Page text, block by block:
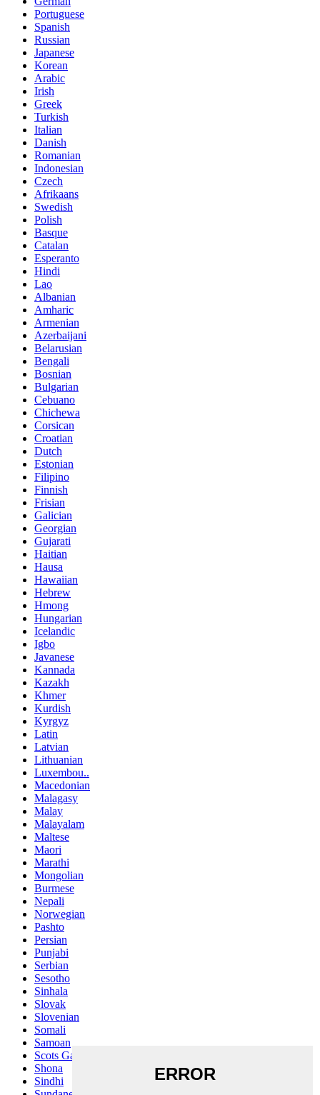
Portuguese
Spanish
Russian
Japanese
Korean
Arabic
Irish
Greek
Turkish
Italian
Danish
Romanian
Indonesian
Czech
Afrikaans
Swedish
Polish
Basque
Catalan
Esperanto
Hindi
Lao
Albanian
Amharic
Armenian
Azerbaijani
Belarusian
Bengali
Bosnian
Bulgarian
Cebuano
Chichewa
Corsican
Croatian
Dutch
Estonian
Filipino
Finnish
Frisian
Galician
Georgian
Gujarati
Haitian
Hausa
Hawaiian
Hebrew
Hmong
Hungarian
Icelandic
Igbo
Javanese
Kannada
Kazakh
Khmer
Kurdish
Kyrgyz
Latin
Latvian
Lithuanian
Luxembou..
Macedonian
Malagasy
Malay
Malayalam
Maltese
Maori
Marathi
Mongolian
Burmese
Nepali
Norwegian
Pashto
Persian
Punjabi
Serbian
Sesotho
Sinhala
Slovak
Slovenian
Somali
Samoan
Scots Gaelic
Shona
Sindhi